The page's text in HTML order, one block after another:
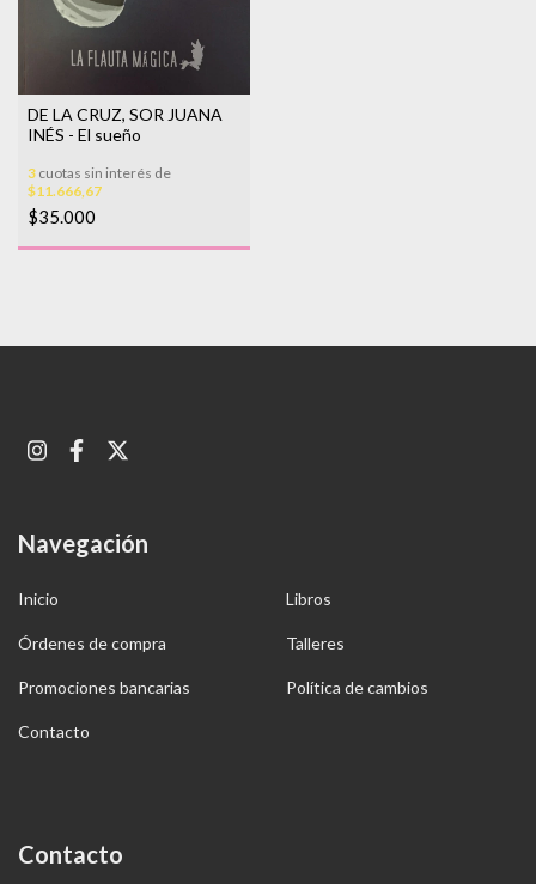
DE LA CRUZ, SOR JUANA
INÉS - El sueño
3 cuotas sin interés de
$11.666,67
$35.000
Navegación
Inicio Libros
Órdenes de compra Talleres
Promociones bancarias Política de cambios
Contacto
Contacto